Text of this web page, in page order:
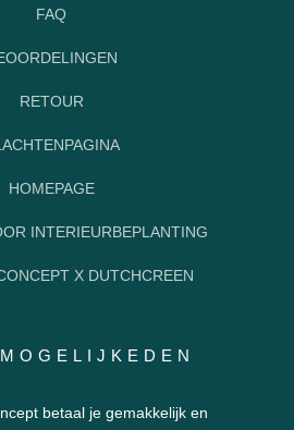
FAQ
RETOUR
HOMEPAGE
INTERIEURBEPLANTING
X DUTCHCREEN
betaal je gemakkelijk en